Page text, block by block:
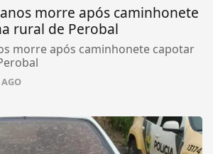
morre após caminhonete
rural de Perobal
morre após caminhonete capotar